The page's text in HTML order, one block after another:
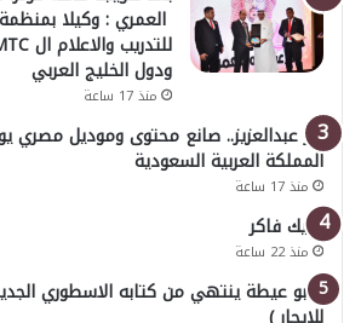
العمري : وكيلا
ودول الخليج العربي
منذ 17 ساعة
بدر عبدالعزيز.. صانع محتوى وموديل مصري
المملكة العربية السعودية
منذ 17 ساعة
خليك فاكر
منذ 22 ساعة
( أبو عيطة ينتهي من كتابه الاسطوري